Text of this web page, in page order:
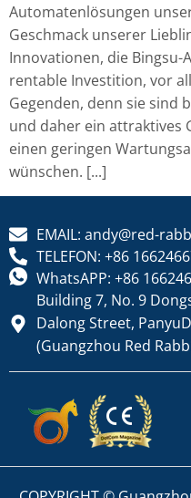
Automatenlösungen
Geschmack unserer
Innovationen, die
rentable Investition, vor
Gegenden, denn sie sind
und daher ein attraktives
einen geringen
wünschen. [...]
EMAIL: andy@red-
TELEFON: +86
WhatsAPP: +86
Building 7, No. 9
Dalong Street,
(Guangzhou Red